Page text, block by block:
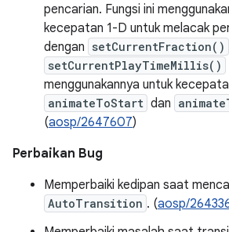
pencarian. Fungsi ini
kecepatan 1-D untuk melacak
dengan setCurrentFraction()
setCurrentPlayTimeMillis()
menggunakannya untuk
animateToStart dan
(aosp/2647607)
Perbaikan Bug
Memperbaiki kedipan saat
AutoTransition . (aosp/